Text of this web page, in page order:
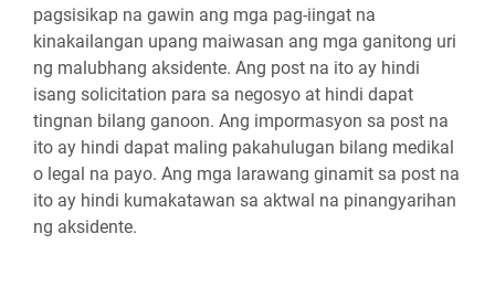
pagsisikap na gawin ang mga pag-iingat na
kinakailangan upang maiwasan ang mga ganitong uri
ng malubhang aksidente. Ang post na ito ay hindi
isang solicitation para sa negosyo at hindi dapat
tingnan bilang ganoon. Ang impormasyon sa post na
ito ay hindi dapat maling pakahulugan bilang medikal
o legal na payo. Ang mga larawang ginamit sa post na
ito ay hindi kumakatawan sa aktwal na pinangyarihan
ng aksidente.